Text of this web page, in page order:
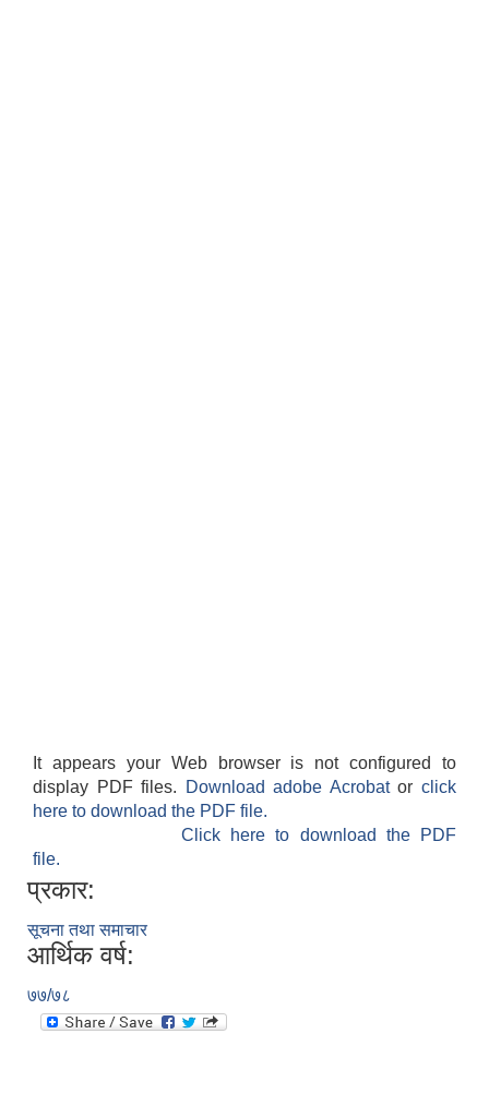
It appears your Web browser is not configured to
display PDF files.
Download adobe Acrobatorclick
here to download the PDF file.
Click here to download the PDF
file.
प्रकार:
सूचना तथा समाचार
आर्थिक वर्ष:
७७/७८